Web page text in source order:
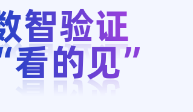
智验证
的见”